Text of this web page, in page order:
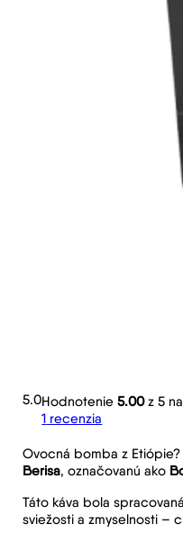
5.0Hodnotenie5.00z 5
1 recenzia
Ovocná bomba z
Berisa, označovanú ako
Táto káva bola
sviežosti a zmyselnosti –